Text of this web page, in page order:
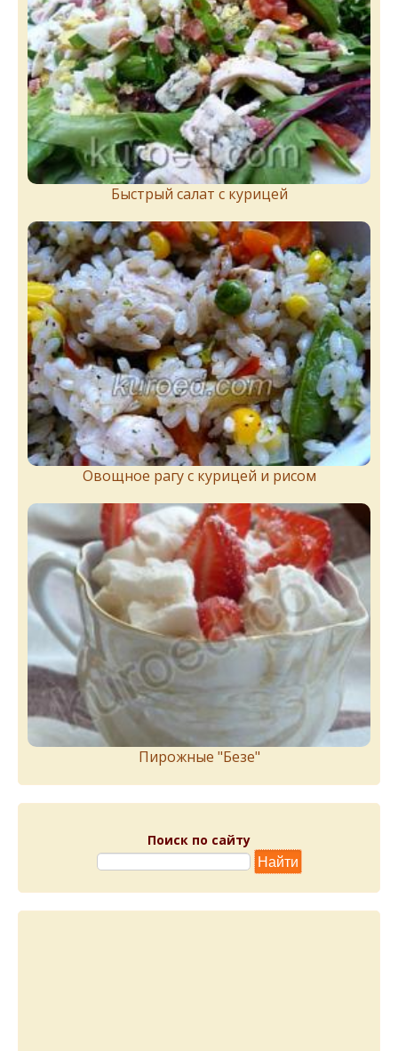
Быстрый салат с курицей
Овощное рагу с курицей и рисом
Пирожныe "Бeзe"
Поиск по сайту